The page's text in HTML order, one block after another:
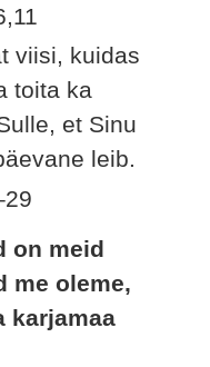
viisi, kuidas
toita ka
et Sinu
leib.
on meid
me oleme,
karjamaa